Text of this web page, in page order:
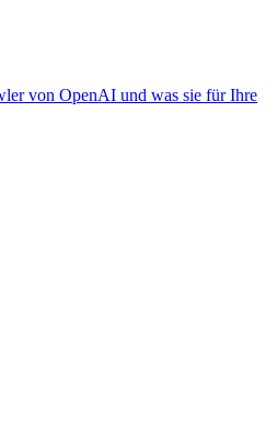
von OpenAI und was sie für Ihre